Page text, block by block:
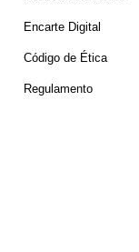
Encarte Digital
Código de Ética
Regulamento